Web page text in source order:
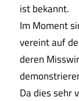
ist bekannt.
Im Moment
vereint auf
deren
Da dies sehr